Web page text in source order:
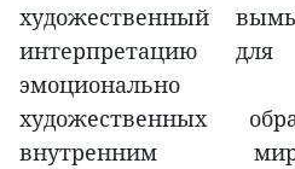
художественный
интерпретацию
художественных
внутренним